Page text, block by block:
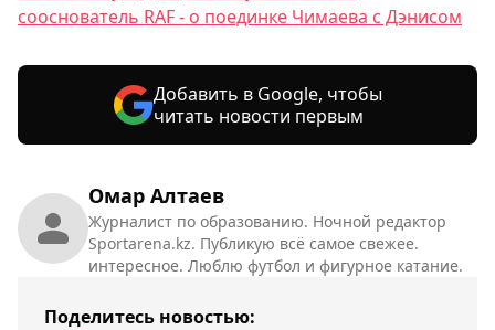
Омар Алтаев
Журналист по образованию. Ночной редактор
Sportarena.kz. Публикую всё самое свежее.
интересное. Люблю футбол и фигурное катание.
Поделитесь новостью:
сооснователь RAF - о поединке Чимаева с Дэнисом
Добавить в Google, чтобы
читать новости первым